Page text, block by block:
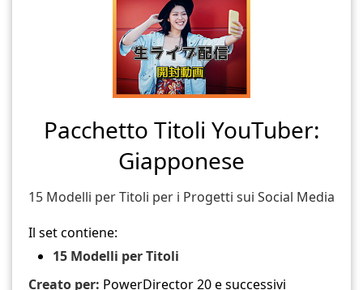
Pacchetto Titoli YouTuber:
Giapponese
15 Modelli per Titoli per i Progetti sui Social Media
Il set contiene:
15 Modelli per Titoli
Creato per: PowerDirector 20 e successivi